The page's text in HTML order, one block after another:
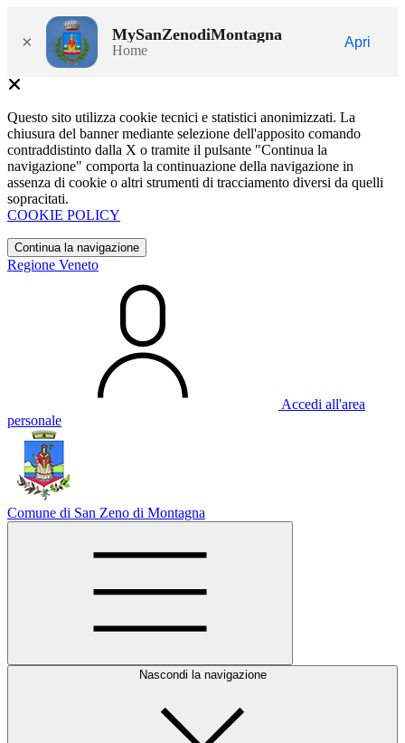
× MySanZenodiMontagna
Home
Apri
Questo sito utilizza cookie tecnici e statistici anonimizzati. La
chiusura del banner mediante selezione dell'apposito comando
contraddistinto dalla X o tramite il pulsante "Continua la
navigazione" comporta la continuazione della navigazione in
assenza di cookie o altri strumenti di tracciamento diversi da quelli
sopracitati.
COOKIE POLICY
Continua la navigazione
Regione Veneto
Accedi all'area
personale
Comune di San Zeno di Montagna
Nascondi la navigazione